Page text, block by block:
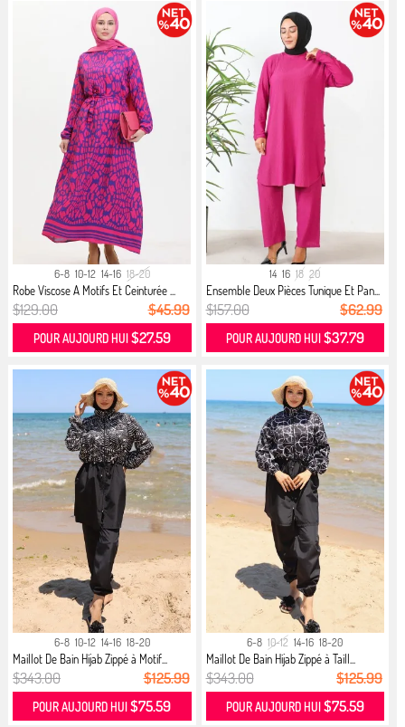
6-8 10-12 14-16 18-20
Robe Viscose A Motifs Et Ceinturée ...
$129.00 $45.99
POUR AUJOURD HUI $27.59
14 16 18 20
Ensemble Deux Pièces Tunique Et Pan...
$157.00 $62.99
POUR AUJOURD HUI $37.79
6-8 10-12 14-16 18-20
Maillot De Bain Hijab Zippé à Motif...
$343.00 $125.99
POUR AUJOURD HUI$75.59
6-8 10-12 14-16 18-20
Maillot De Bain Hijab Zippé à Taill...
$343.00 $125.99
POUR AUJOURD HUI $75.59